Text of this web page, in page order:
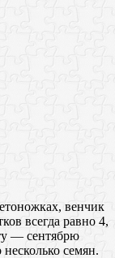
венчик
всегда равно 4,
— сентябрю
семян.